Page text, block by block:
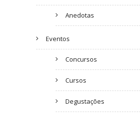
Anedotas
Eventos
Concursos
Cursos
Degustações